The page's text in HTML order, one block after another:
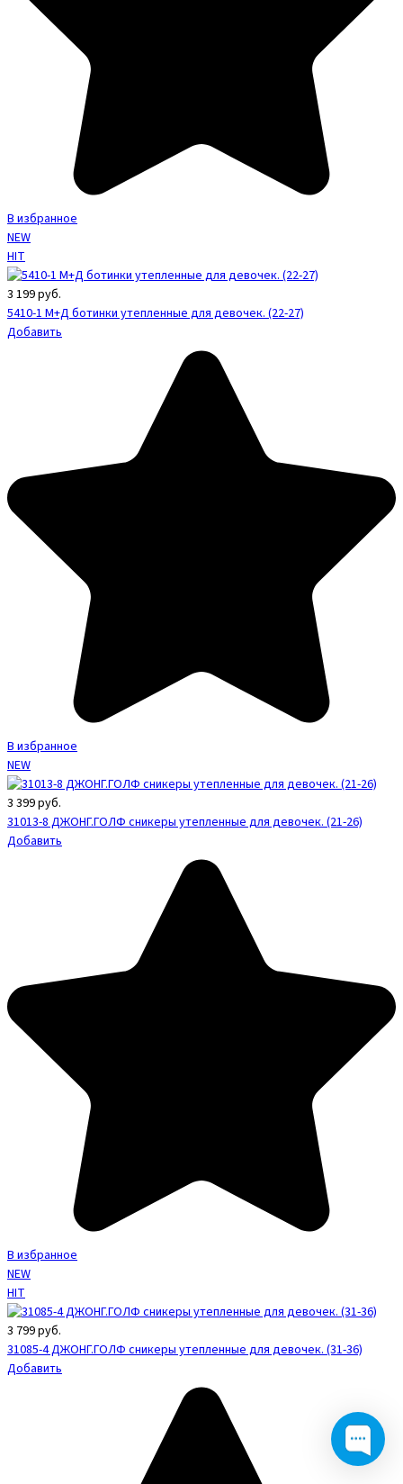
В избранное
NEW
HIT
3 199руб.
5410-1 М+Д ботинки утепленные для девочек. (22-27)
Добавить
В избранное
NEW
3 399руб.
31013-8 ДЖОНГ.ГОЛФ сникеры утепленные для девочек. (21-26)
Добавить
В избранное
NEW
HIT
3 799руб.
31085-4 ДЖОНГ.ГОЛФ сникеры утепленные для девочек. (31-36)
Добавить